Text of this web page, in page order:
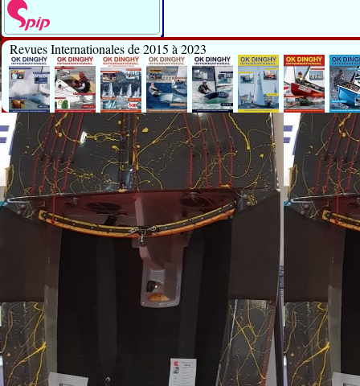
Revues Internationales de 2015 à 2023